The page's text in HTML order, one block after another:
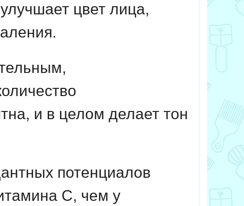
цвет лица,
и в целом делает тон
потенциалов
С, чем у